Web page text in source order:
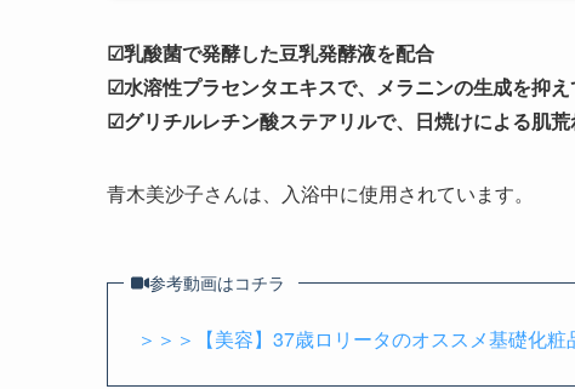
☑乳酸菌で発酵した豆乳発酵液を配合
☑水溶性プラセンタエキスで、メラニンの生成を抑
☑グリチルレチン酸ステアリルで、日焼けによる肌
青木美沙子さんは、入浴中に使用されています。
参考動画はコチラ
＞＞＞【美容】37歳ロリータのオススメ基礎化粧